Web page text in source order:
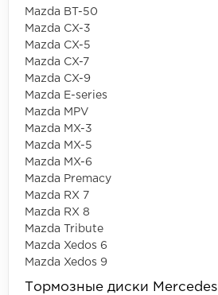
Mazda BT-50
Mazda CX-3
Mazda CX-5
Mazda CX-7
Mazda CX-9
Mazda E-series
Mazda MPV
Mazda MX-3
Mazda MX-5
Mazda MX-6
Mazda Premacy
Mazda RX 7
Mazda RX 8
Mazda Tribute
Mazda Xedos 6
Mazda Xedos 9
Тормозные диски Mercedes